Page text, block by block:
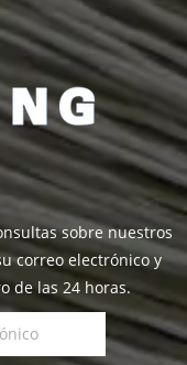
sobre nuestros
correo electrónico y
de las 24 horas.